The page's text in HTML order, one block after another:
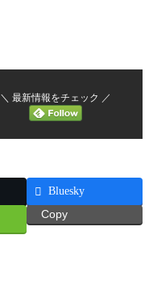
＼ 最新情報をチェック ／
Bluesky
Copy